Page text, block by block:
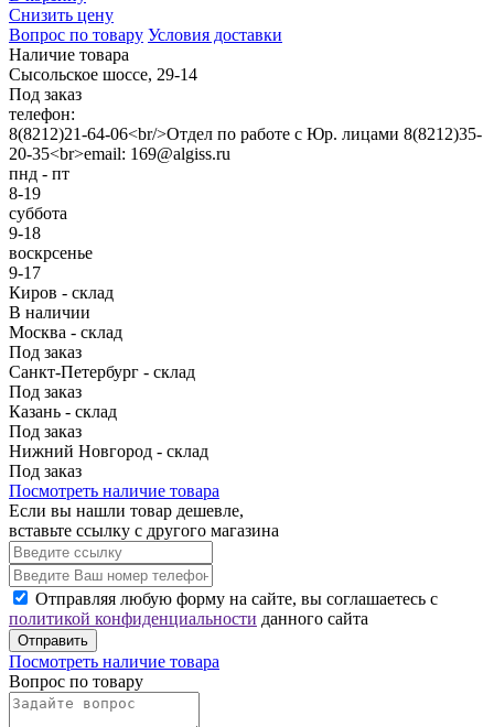
Снизить цену
Вопрос по товару Условия доставки
Наличие товара
Сысольское шоссе, 29-14
Под заказ
телефон:
8(8212)21-64-06<br/>Отдел по работе с Юр. лицами 8(8212)35-
20-35<br>email: 169@algiss.ru
пнд - пт
8-19
суббота
9-18
воскрсенье
9-17
Киров - склад
В наличии
Москва - склад
Под заказ
Санкт-Петербург - склад
Под заказ
Казань - склад
Под заказ
Нижний Новгород - склад
Под заказ
Посмотреть наличие товара
Если вы нашли товар дешевле,
вставьте ссылку с другого магазина
Отправляя любую форму на сайте, вы соглашаетесь с
политикой конфиденциальности данного сайта
Отправить
Посмотреть наличие товара
Вопрос по товару